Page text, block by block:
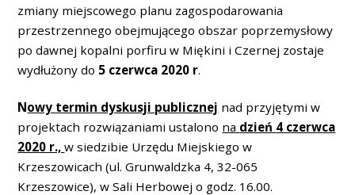
zmiany miejscowego planu zagospodarowania
przestrzennego obejmującego obszar poprzemysłowy
po dawnej kopalni porfiru w Miękini i Czernej zostaje
wydłużony do 5 czerwca 2020 r.
Nowy termin dyskusji publicznej nad przyjętymi w
projektach rozwiązaniami ustalono na dzień 4 czerwca
2020 r.,w siedzibie Urzędu Miejskiego w
Krzeszowicach (ul. Grunwaldzka 4, 32-065
Krzeszowice), w Sali Herbowej o godz. 16.00.